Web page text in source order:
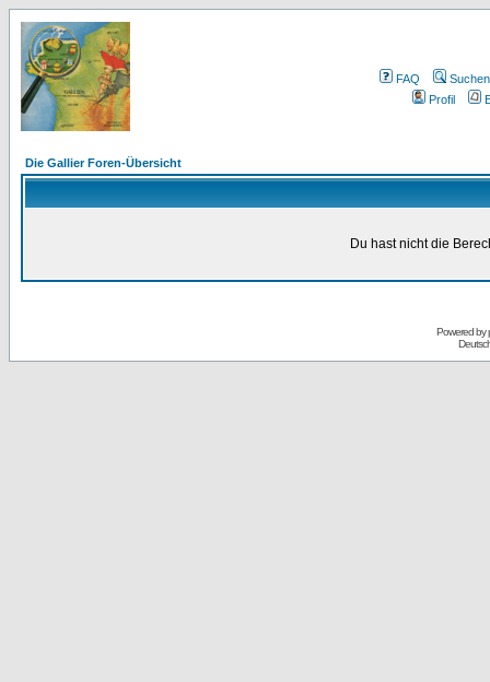
FAQ
Suchen
Profil
Die Gallier Foren-Übersicht
Du hast nicht die
Powered by